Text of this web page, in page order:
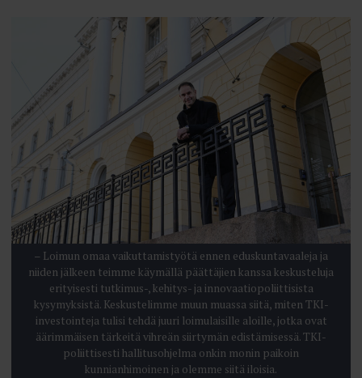
– Loimun omaa vaikuttamistyötä ennen eduskuntavaaleja ja
niiden jälkeen teimme käymällä päättäjien kanssa keskusteluja
erityisesti tutkimus-, kehitys- ja innovaatiopoliittisista
kysymyksistä. Keskustelimme muun muassa siitä, miten TKI-
investointeja tulisi tehdä juuri loimulaisille aloille, jotka ovat
äärimmäisen tärkeitä vihreän siirtymän edistämisessä. TKI-
poliittisesti hallitusohjelma onkin monin paikoin
kunnianhimoinen ja olemme siitä iloisia.